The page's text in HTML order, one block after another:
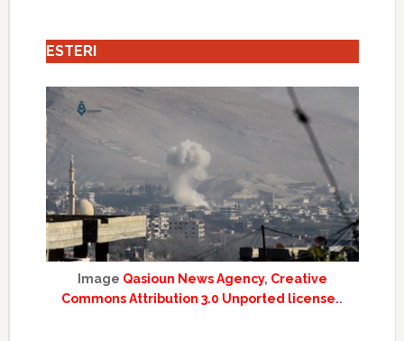
ESTERI
Image Qasioun News Agency, Creative
Commons Attribution 3.0 Unported license..